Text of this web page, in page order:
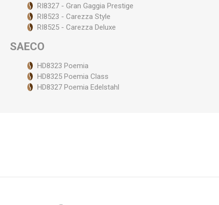
RI8327 - Gran Gaggia Prestige
RI8523 - Carezza Style
RI8525 - Carezza Deluxe
SAECO
HD8323 Poemia
HD8325 Poemia Class
HD8327 Poemia Edelstahl